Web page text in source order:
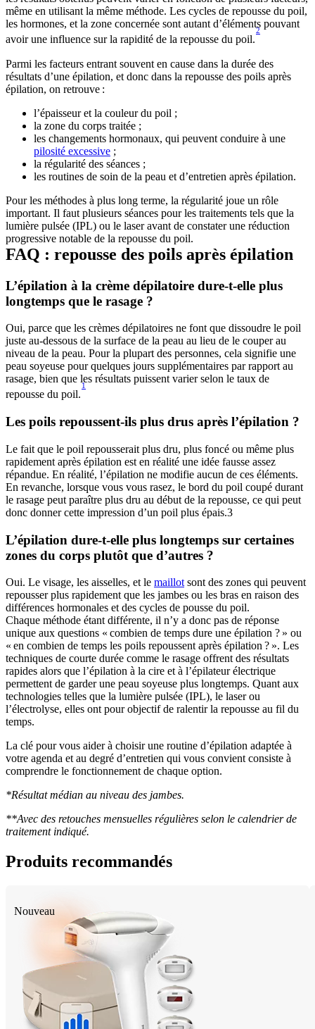
même en utilisant la même méthode. Les cycles de repousse du poil,
les hormones, et la zone concernée sont autant d’éléments pouvant
avoir une influence sur la rapidité de la repousse du poil.
2
Parmi les facteurs entrant souvent en cause dans la durée des
résultats d’une épilation, et donc dans la repousse des poils après
épilation, on retrouve :
pilosité excessive
les routines de soin de la peau et d’entretien après épilation.
Pour les méthodes à plus long terme, la régularité joue un rôle
important. Il faut plusieurs séances pour les traitements tels que la
lumière pulsée (IPL) ou le laser avant de constater une réduction
FAQ : repousse des poils après épilation
L’épilation à la crème dépilatoire dure-t-elle plus
Oui, parce que les crèmes dépilatoires ne font que dissoudre le poil
juste au-dessous de la surface de la peau au lieu de le couper au
niveau de la peau. Pour la plupart des personnes, cela signifie une
peau soyeuse pour quelques jours supplémentaires par rapport au
rasage, bien que les résultats puissent varier selon le taux de
repousse du poil.
1
Le fait que le poil repousserait plus dru, plus foncé ou même plus
rapidement après épilation est en réalité une idée fausse assez
répandue. En réalité, l’épilation ne modifie aucun de ces éléments.
En revanche, lorsque vous vous rasez, le bord du poil coupé durant
le rasage peut paraître plus dru au début de la repousse, ce qui peut
donc donner cette impression d’un poil plus épais.3
L’épilation dure-t-elle plus longtemps sur certaines
Oui. Le visage, les aisselles, et le maillot sont des zones qui peuvent
repousser plus rapidement que les jambes ou les bras en raison des
Chaque méthode étant différente, il n’y a donc pas de réponse
unique aux questions « combien de temps dure une épilation ? » ou
« en combien de temps les poils repoussent après épilation ? ». Les
techniques de courte durée comme le rasage offrent des résultats
rapides alors que l’épilation à la cire et à l’épilateur électrique
permettent de garder une peau soyeuse plus longtemps. Quant aux
technologies telles que la lumière pulsée (IPL), le laser ou
l’électrolyse, elles ont pour objectif de ralentir la repousse au fil du
temps.
La clé pour vous aider à choisir une routine d’épilation adaptée à
votre agenda et au degré d’entretien qui vous convient consiste à
comprendre le fonctionnement de chaque option.
*Résultat médian au niveau des jambes.
**Avec des retouches mensuelles régulières selon le calendrier de
traitement indiqué.
Produits recommandés
Nouveau